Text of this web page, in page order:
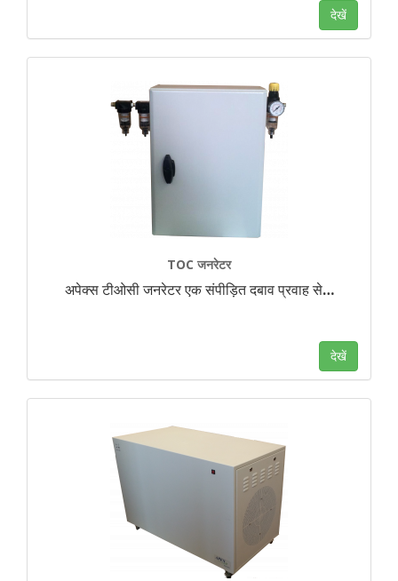
देखें
TOC जनरेटर
अपेक्स टीओसी जनरेटर एक संपीड़ित दबाव प्रवाह से…
देखें